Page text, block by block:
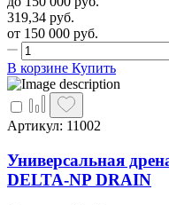
319,34 руб.
от 150 000 руб.
В корзине Купить
Артикул: 11002
Универсальная
DELTA-NP DRAIN